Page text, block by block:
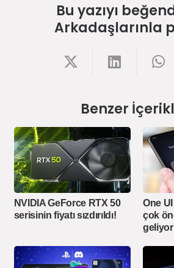
Bu yazıyı
Arkadaşlarınla
Benzer
NVIDIA GeForce RTX 50
serisinin fiyatı sızdırıldı!
One
çok